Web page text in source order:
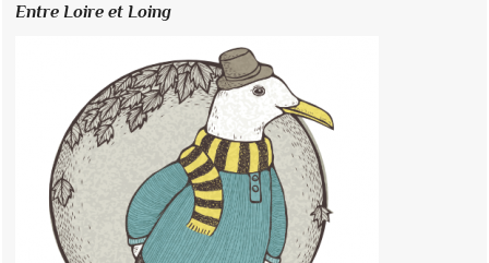
Entre Loire et Loing